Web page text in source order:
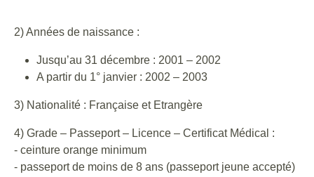
2) Années de naissance :
Jusqu’au 31 décembre : 2001 – 2002
A partir du 1° janvier : 2002 – 2003
3) Nationalité : Française et Etrangère
4) Grade – Passeport – Licence – Certificat Médical :
- ceinture orange minimum
- passeport de moins de 8 ans (passeport jeune accepté)